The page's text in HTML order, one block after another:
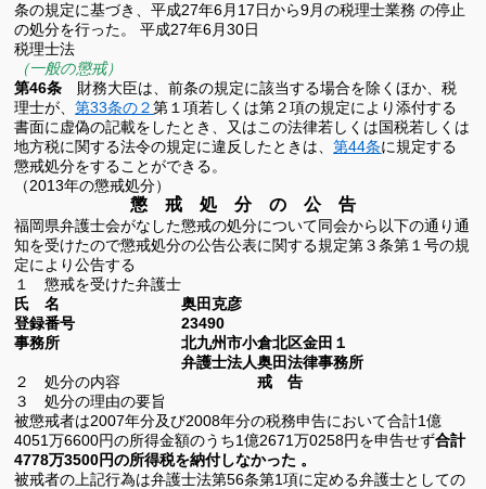
条の規定に基づき、平成27年6月17日から9月の税理士業務 の停止
の処分を行った。 平成27年6月30日
税理士法
（一般の懲戒）
第46条 財務大臣は、前条の規定に該当する場合を除くほか、税
理士が、第33条の２第１項若しくは第２項の規定により添付する
書面に虚偽の記載をしたとき、又はこの法律若しくは国税若しくは
地方税に関する法令の規定に違反したときは、第44条に規定する
懲戒処分をすることができる。
（2013年の懲戒処分）
懲 戒 処 分 の 公 告
福岡県弁護士会がなした懲戒の処分について同会から以下の通り通
知を受けたので懲戒処分の公告公表に関する規定第３条第１号の規
定により公告する
１ 懲戒を受けた弁護士
氏 名 奥田克彦
登録番号23490
事務所 北九州市小倉北区金田１
弁護士法人奥田法律事務所
２ 処分の内容
戒 告
３ 処分の理由の要旨
被懲戒者は2007年分及び2008年分の税務申告において合計1億
4051万6600円の所得金額のうち1億2671万0258円を申告せず合計
4778万3500円の所得税を納付しなかった 。
被戒者の上記行為は弁護士法第56条第1項に定める弁護士としての